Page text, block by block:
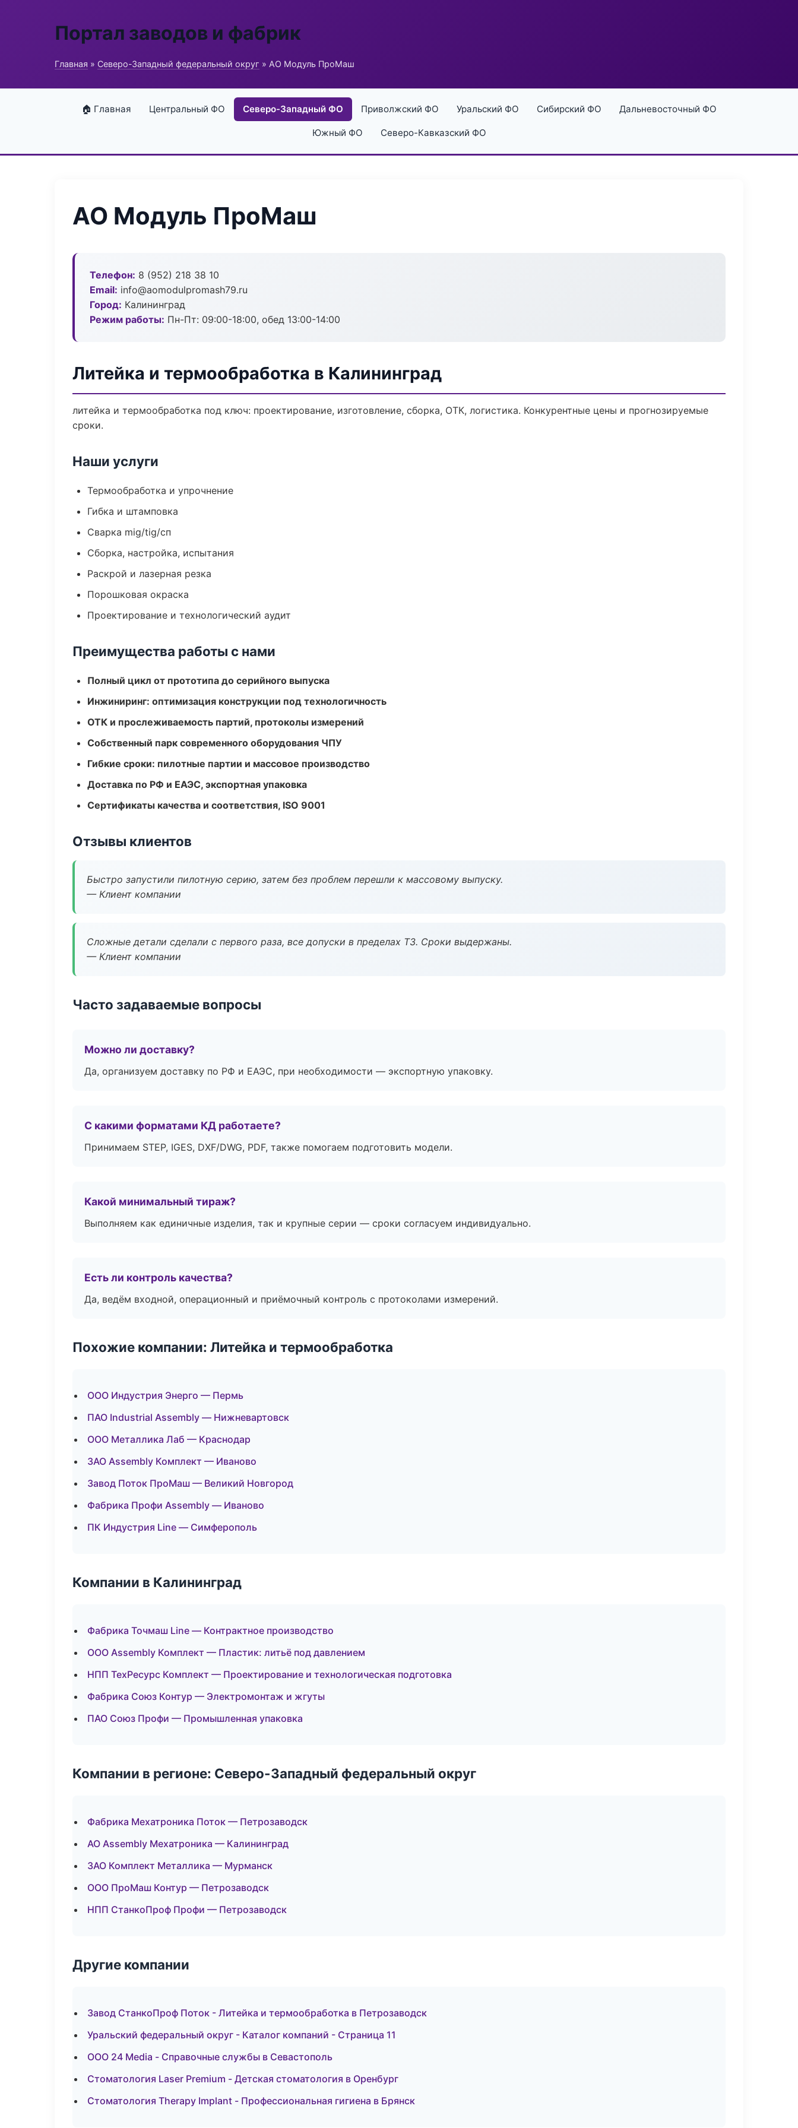
Портал заводов и фабрик
Главная » Северо-Западный федеральный округ » АО Модуль ПроМаш
🏠 Главная Центральный ФО Северо-Западный ФО Приволжский ФО Уральский ФО Сибирский ФО Дальневосточный ФО
Южный ФО Северо-Кавказский ФО
АО Модуль ПроМаш
Телефон: 8 (952) 218 38 10
Email: info@aomodulpromash79.ru
Город: Калининград
Режим работы: Пн-Пт: 09:00-18:00, обед 13:00-14:00
Литейка и термообработка в Калининград
литейка и термообработка под ключ: проектирование, изготовление, сборка, ОТК, логистика. Конкурентные цены и прогнозируемые
сроки.
Наши услуги
Термообработка и упрочнение
Гибка и штамповка
Сварка mig/tig/сп
Сборка, настройка, испытания
Раскрой и лазерная резка
Порошковая окраска
Проектирование и технологический аудит
Преимущества работы с нами
Полный цикл от прототипа до серийного выпуска
Инжиниринг: оптимизация конструкции под технологичность
ОТК и прослеживаемость партий, протоколы измерений
Собственный парк современного оборудования ЧПУ
Гибкие сроки: пилотные партии и массовое производство
Доставка по РФ и ЕАЭС, экспортная упаковка
Сертификаты качества и соответствия, ISO 9001
Отзывы клиентов
Быстро запустили пилотную серию, затем без проблем перешли к массовому выпуску.
— Клиент компании
Сложные детали сделали с первого раза, все допуски в пределах ТЗ. Сроки выдержаны.
— Клиент компании
Часто задаваемые вопросы
Можно ли доставку?
Да, организуем доставку по РФ и ЕАЭС, при необходимости — экспортную упаковку.
С какими форматами КД работаете?
Принимаем STEP, IGES, DXF/DWG, PDF, также помогаем подготовить модели.
Какой минимальный тираж?
Выполняем как единичные изделия, так и крупные серии — сроки согласуем индивидуально.
Есть ли контроль качества?
Да, ведём входной, операционный и приёмочный контроль с протоколами измерений.
Похожие компании: Литейка и термообработка
ООО Индустрия Энерго — Пермь
ПАО Industrial Assembly — Нижневартовск
ООО Металлика Лаб — Краснодар
ЗАО Assembly Комплект — Иваново
Завод Поток ПроМаш — Великий Новгород
Фабрика Профи Assembly — Иваново
ПК Индустрия Line — Симферополь
Компании в Калининград
Фабрика Точмаш Line — Контрактное производство
ООО Assembly Комплект — Пластик: литьё под давлением
НПП ТехРесурс Комплект — Проектирование и технологическая подготовка
Фабрика Союз Контур — Электромонтаж и жгуты
ПАО Союз Профи — Промышленная упаковка
Компании в регионе: Северо-Западный федеральный округ
Фабрика Мехатроника Поток — Петрозаводск
АО Assembly Мехатроника — Калининград
ЗАО Комплект Металлика — Мурманск
ООО ПроМаш Контур — Петрозаводск
НПП СтанкоПроф Профи — Петрозаводск
Другие компании
Завод СтанкоПроф Поток - Литейка и термообработка в Петрозаводск
Уральский федеральный округ - Каталог компаний - Страница 11
ООО 24 Media - Справочные службы в Севастополь
Стоматология Laser Premium - Детская стоматология в Оренбург
Стоматология Therapy Implant - Профессиональная гигиена в Брянск